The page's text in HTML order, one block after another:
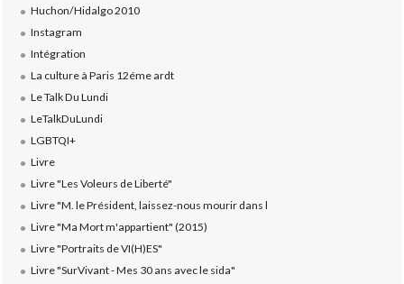
Huchon/Hidalgo 2010
Instagram
Intégration
La culture à Paris 12éme ardt
Le Talk Du Lundi
LeTalkDuLundi
LGBTQI+
Livre
Livre "Les Voleurs de Liberté"
Livre "M. le Président, laissez-nous mourir dans l
Livre "Ma Mort m'appartient" (2015)
Livre "Portraits de VI(H)ES"
Livre "SurVivant - Mes 30 ans avec le sida"